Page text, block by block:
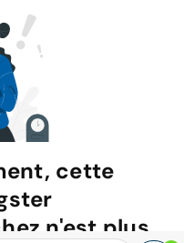
cette
n'est plus